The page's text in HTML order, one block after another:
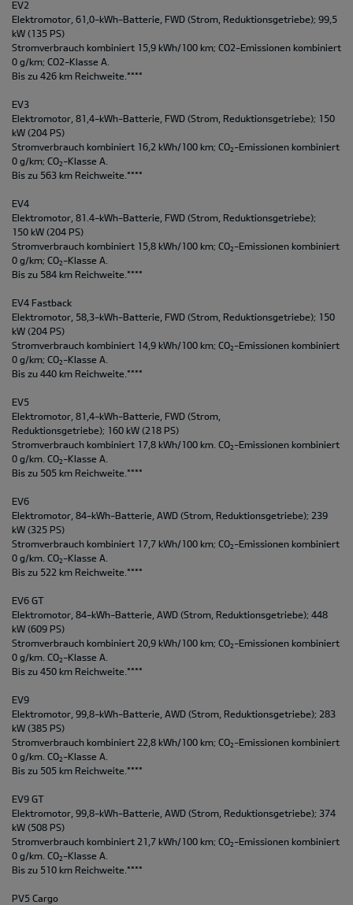
EV2
Elektromotor, 61,0-kWh-Batterie, FWD (Strom, Reduktionsgetriebe); 99,5
kW (135 PS)
Stromverbrauch kombiniert 15,9 kWh/100 km; CO2-Emissionen kombiniert
0 g/km; CO2-Klasse A.
Bis zu 426 km Reichweite.****
EV3
Elektromotor, 81,4-kWh-Batterie, FWD (Strom, Reduktionsgetriebe); 150
kW (204 PS)
Stromverbrauch kombiniert 16,2 kWh/100 km; CO2 -Emissionen kombiniert
0 g/km; CO2 -Klasse A.
Bis zu 563 km Reichweite.****
EV4
Elektromotor, 81.4-kWh-Batterie, FWD (Strom, Reduktionsgetriebe);
150 kW (204 PS)
Stromverbrauch kombiniert 15,8 kWh/100 km; CO2 -Emissionen kombiniert
0 g/km; CO2 -Klasse A.
Bis zu 584 km Reichweite.****
EV4 Fastback
Elektromotor, 58,3-kWh-Batterie, FWD (Strom, Reduktionsgetriebe); 150
kW (204 PS)
Stromverbrauch kombiniert 14,9 kWh/100 km; CO2 -Emissionen kombiniert
0 g/km; CO2 -Klasse A.
Bis zu 440 km Reichweite.****
EV5
Elektromotor, 81,4-kWh-Batterie, FWD (Strom,
Reduktionsgetriebe); 160 kW (218 PS)
Stromverbrauch kombiniert 17,8 kWh/100 km. CO2 -Emissionen kombiniert
0 g/km. CO2 -Klasse A.
Bis zu 505 km Reichweite.****
EV6
Elektromotor, 84-kWh-Batterie, AWD (Strom, Reduktionsgetriebe); 239
kW (325 PS)
Stromverbrauch kombiniert 17,7 kWh/100 km; CO2 -Emissionen kombiniert
0 g/km. CO2 -Klasse A.
Bis zu 522 km Reichweite.****
EV6 GT
Elektromotor, 84-kWh-Batterie, AWD (Strom, Reduktionsgetriebe); 448
kW (609 PS)
Stromverbrauch kombiniert 20,9 kWh/100 km; CO2 -Emissionen kombiniert
0 g/km. CO2 -Klasse A.
Bis zu 450 km Reichweite.****
EV9
Elektromotor, 99,8-kWh-Batterie, AWD (Strom, Reduktionsgetriebe); 283
kW (385 PS)
Stromverbrauch kombiniert 22,8 kWh/100 km; CO2 -Emissionen kombiniert
0 g/km. CO2 -Klasse A.
Bis zu 505 km Reichweite.****
EV9 GT
Elektromotor, 99,8-kWh-Batterie, AWD (Strom, Reduktionsgetriebe); 374
kW (508 PS)
Stromverbrauch kombiniert 21,7 kWh/100 km; CO2 -Emissionen kombiniert
0 g/km. CO2 -Klasse A.
Bis zu 510 km Reichweite.****
PV5 Cargo